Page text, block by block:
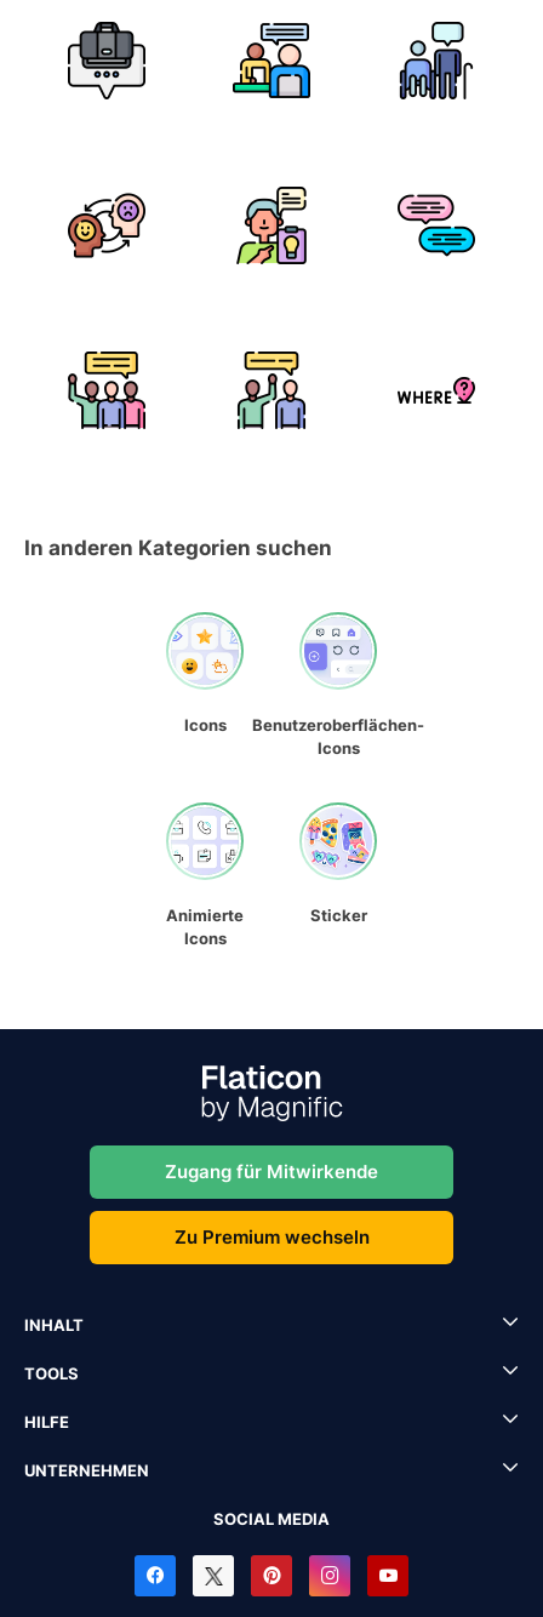
In anderen Kategorien suchen
Icons
Benutzeroberflächen-
Icons
Animierte
Icons
Sticker
Zugang für Mitwirkende
Zu Premium wechseln
INHALT
TOOLS
HILFE
UNTERNEHMEN
SOCIAL MEDIA